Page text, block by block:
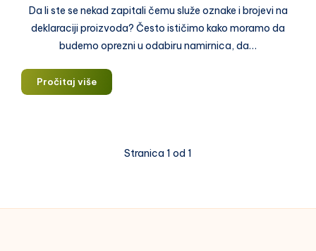
Da li ste se nekad zapitali čemu služe oznake i brojevi na
deklaraciji proizvoda? Često ističimo kako moramo da
budemo oprezni u odabiru namirnica, da…
Pročitaj višeDeklaracije
na
Stranica 1 od 1